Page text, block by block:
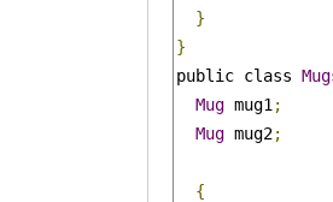
}
}
public class
Mug mug1 ;
Mug mug2;
{